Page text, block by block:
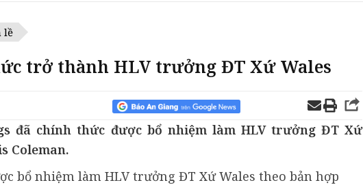
lề
trở thành HLV trưởng ĐT Xứ Wales
đã chính thức được bổ nhiệm làm HLV trưởng ĐT Xứ
Coleman.
bổ nhiệm làm HLV trưởng ĐT Xứ Wales theo bản hợp